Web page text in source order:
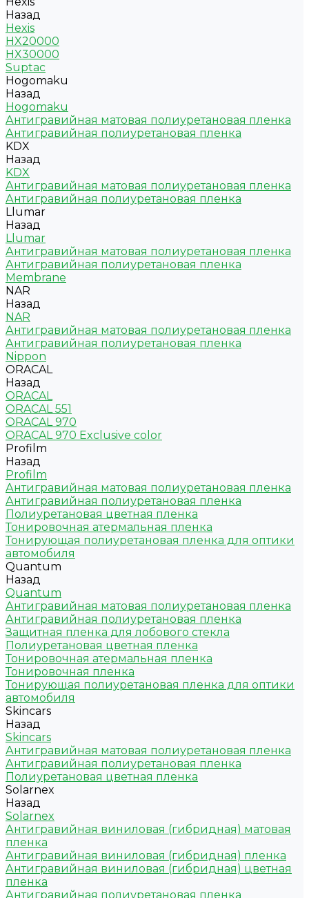
Назад
Hexis
HX20000
HX30000
Suptac
Hogomaku
Назад
Hogomaku
Антигравийная матовая полиуретановая пленка
Антигравийная полиуретановая пленка
KDX
Назад
KDX
Антигравийная матовая полиуретановая пленка
Антигравийная полиуретановая пленка
Llumar
Назад
Llumar
Антигравийная матовая полиуретановая пленка
Антигравийная полиуретановая пленка
Membrane
NAR
Назад
NAR
Антигравийная матовая полиуретановая пленка
Антигравийная полиуретановая пленка
Nippon
ORACAL
Назад
ORACAL
ORACAL 551
ORACAL 970
ORACAL 970 Exclusive color
Profilm
Назад
Profilm
Антигравийная матовая полиуретановая пленка
Антигравийная полиуретановая пленка
Полиуретановая цветная пленка
Тонировочная атермальная пленка
Тонирующая полиуретановая пленка для оптики
автомобиля
Quantum
Назад
Quantum
Антигравийная матовая полиуретановая пленка
Антигравийная полиуретановая пленка
Защитная пленка для лобового стекла
Полиуретановая цветная пленка
Тонировочная атермальная пленка
Тонировочная пленка
Тонирующая полиуретановая пленка для оптики
автомобиля
Skincars
Назад
Skincars
Антигравийная матовая полиуретановая пленка
Антигравийная полиуретановая пленка
Полиуретановая цветная пленка
Solarnex
Назад
Solarnex
Антигравийная виниловая (гибридная) матовая
пленка
Антигравийная виниловая (гибридная) пленка
Антигравийная виниловая (гибридная) цветная
пленка
Антигравийная полиуретановая пленка